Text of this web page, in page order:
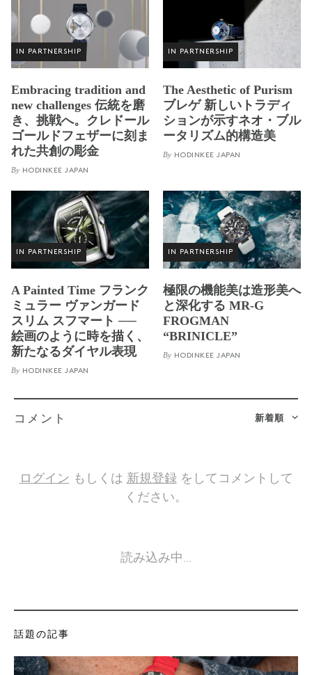
IN PARTNERSHIP
Embracing tradition and
new challenges 伝統を磨
き、挑戦へ。クレドール
ゴールドフェザーに刻ま
れた共創の彫金
By HODINKEE JAPAN
IN PARTNERSHIP
The Aesthetic of Purism
ブレゲ 新しいトラディ
ションが示すネオ・ブル
ータリズム的構造美
By HODINKEE JAPAN
IN PARTNERSHIP
A Painted Time フランク
ミュラー ヴァンガード
スリム スフマート ──
絵画のように時を描く、
新たなるダイヤル表現
By HODINKEE JAPAN
IN PARTNERSHIP
極限の機能美は造形美へ
と深化する MR-G
FROGMAN
“BRINICLE”
By HODINKEE JAPAN
新着順
コメント
ログイン もしくは 新規登録をしてコメントして
ください。
読み込み中…
話題の記事